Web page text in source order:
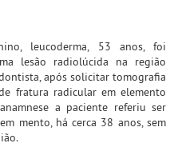
leucoderma, 53 anos, foi
lesão radiolúcida na região
após solicitar tomografia
fratura radicular em elemento
a paciente referiu ser
mento, há cerca 38 anos, sem